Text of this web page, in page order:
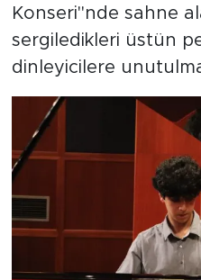
Konseri"nde sahne
sergiledikleri üstün
dinleyicilere